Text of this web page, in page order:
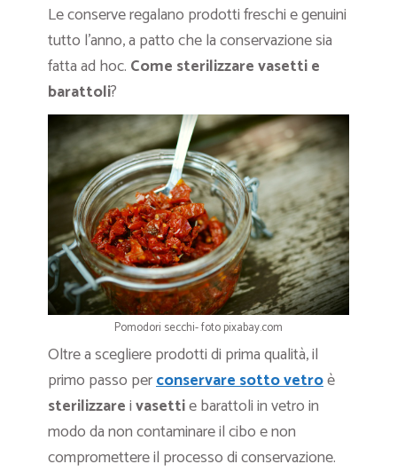
Le conserve regalano prodotti freschi e genuini
tutto l’anno, a patto che la conservazione sia
fatta ad hoc. Come sterilizzare vasetti e
barattoli?
Pomodori secchi- foto pixabay.com
Oltre a scegliere prodotti di prima qualità, il
primo passo perconservare sotto vetroè
sterilizzareivasettie barattoli in vetro in
modo da non contaminare il cibo e non
compromettere il processo di conservazione.